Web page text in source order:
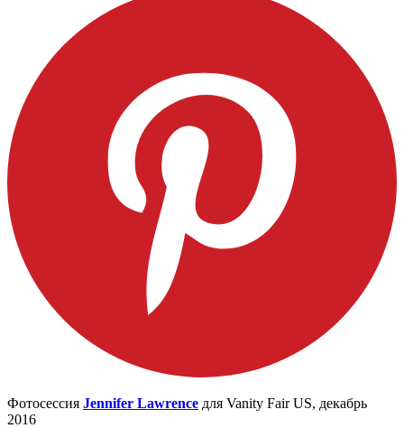
Фотосессия Jennifer Lawrence для Vanity Fair US, декабрь
2016